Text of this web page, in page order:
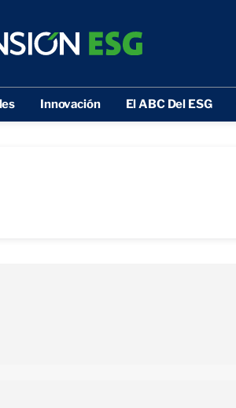
Innovación El ABC Del ESG